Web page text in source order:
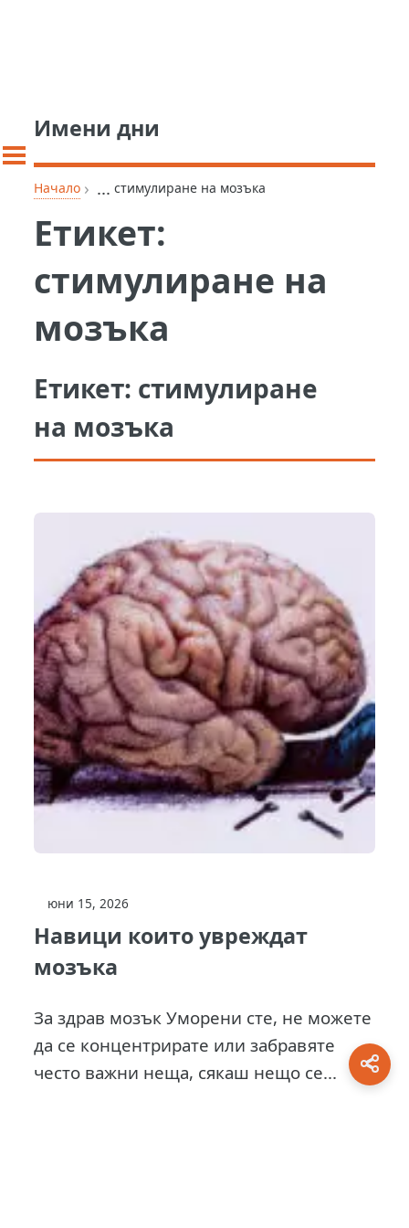
Имени дни
Начало › ... стимулиране на мозъка
Етикет:
стимулиране на
мозъка
Етикет: стимулиране
на мозъка
юни 15, 2026
Навици които увреждат
мозъка
За здрав мозък Уморени сте, не можете
да се концентрирате или забравяте
често важни неща, сякаш нещо се...